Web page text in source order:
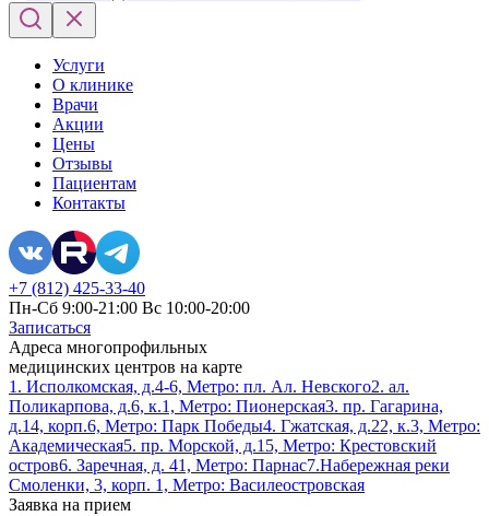
Услуги
О клинике
Врачи
Акции
Цены
Отзывы
Пациентам
Контакты
+7 (812) 425-33-40
Пн-Сб 9:00-21:00 Вс 10:00-20:00
Записаться
Адреса многопрофильных
медицинских центров на карте
1. Исполкомская, д.4-6, Метро: пл. Ал. Невского2. ал.
Поликарпова, д.6, к.1, Метро: Пионерская3. пр. Гагарина,
д.14, корп.6, Метро: Парк Победы4. Гжатская, д.22, к.3, Метро:
Академическая5. пр. Морской, д.15, Метро: Крестовский
остров6. Заречная, д. 41, Метро: Парнас7.Набережная реки
Смоленки, 3, корп. 1, Метро: Василеостровская
Заявка на прием